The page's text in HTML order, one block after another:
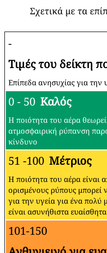
Σχετικά με τα
-
Τιμές του δείκτη
Επίπεδα ανησυχίας για την
0 - 50 Καλός
Η ποιότητα του αέρα
ατμοσφαιρική ρύπανση
κίνδυνο
51 -100 Μέτριος
Η ποιότητα του αέρα είναι
ορισμένους ρύπους μπορεί
για την υγεία για ένα
είναι ασυνήθιστα
101-150